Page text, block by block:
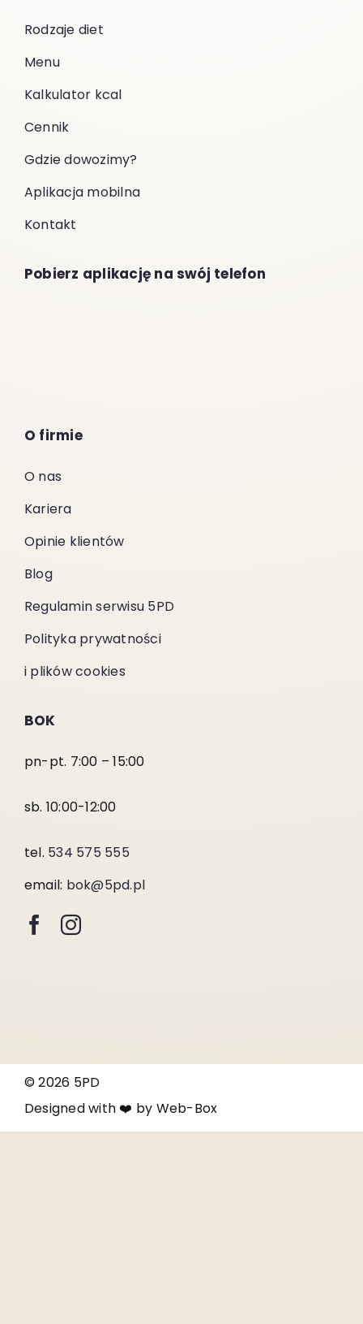
Rodzaje diet
Menu
Kalkulator kcal
Cennik
Gdzie dowozimy?
Aplikacja mobilna
Kontakt
Pobierz aplikację na swój telefon
O firmie
O nas
Kariera
Opinie klientów
Blog
Regulamin serwisu 5PD
Polityka prywatności
i plików cookies
BOK
pn-pt. 7:00 – 15:00
sb. 10:00-12:00
tel. 534 575 555
email: bok@5pd.pl
© 2026 5PD
Designed with ❤️ by Web-Box